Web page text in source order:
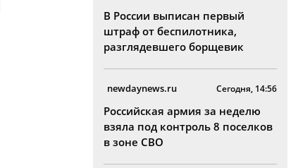
В России выписан первый
штраф от беспилотника,
разглядевшего борщевик
newdaynews.ru Сегодня, 14:56
Российская армия за неделю
взяла под контроль 8 поселков
в зоне СВО